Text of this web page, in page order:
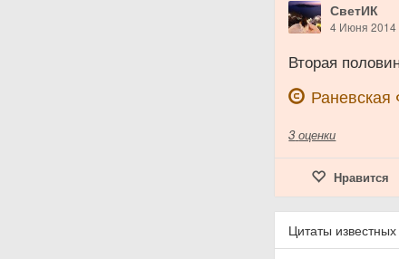
СветИК
4 Июня 2014
Вторая
Раневская
3 оценки
Нравится
Цитаты